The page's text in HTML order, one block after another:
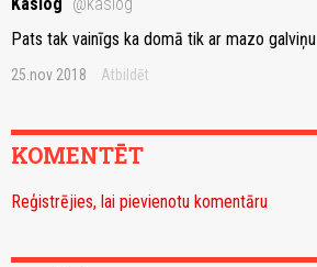
Kasiog @kasiog
Pats tak vainīgs ka domā tik ar mazo galviņu
25.nov 2018 Atbildēt
KOMENTĒT
Reģistrējies, lai pievienotu komentāru